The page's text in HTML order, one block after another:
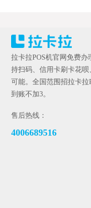
拉卡拉POS机官网免费办
持扫码、信用卡刷卡花
可能。全国范围招拉卡
到账不加3。
售后热线：
4006689516